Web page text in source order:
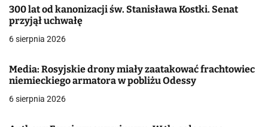
c
j
w
p
300 lat od kanonizacji św. Stanisława Kostki. Senat
przyjął uchwałę
6 sierpnia 2026
Media: Rosyjskie drony miały zaatakować frachtowiec
niemieckiego armatora w pobliżu Odessy
6 sierpnia 2026